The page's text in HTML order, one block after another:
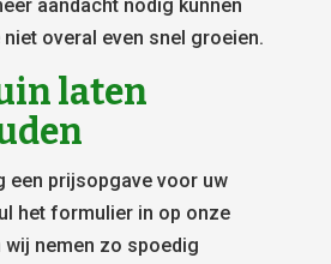
aandacht nodig kunnen
overal even snel groeien.
laten
een prijsopgave voor uw
het formulier in op onze
wij nemen zo spoedig